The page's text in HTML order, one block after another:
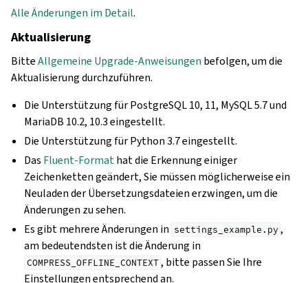
Alle Änderungen im Detail.
Aktualisierung
BitteAllgemeine Upgrade-Anweisungen befolgen, um die
Aktualisierung durchzuführen.
Die Unterstützung für PostgreSQL 10, 11, MySQL 5.7 und
MariaDB 10.2, 10.3 eingestellt.
Die Unterstützung für Python 3.7 eingestellt.
Das Fluent-Formathat die Erkennung einiger
Zeichenketten geändert, Sie müssen möglicherweise ein
Neuladen der Übersetzungsdateien erzwingen, um die
Änderungen zu sehen.
Es gibt mehrere Änderungen in settings_example.py ,
am bedeutendsten ist die Änderung in
COMPRESS_OFFLINE_CONTEXT , bitte passen Sie Ihre
Einstellungen entsprechend an.